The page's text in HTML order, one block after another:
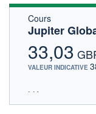
Cours
Jupiter
33,03
VALEUR INDICATIVE
LU0425094348 -
International S.A.